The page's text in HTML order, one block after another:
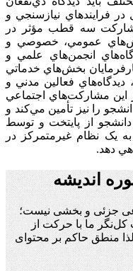
فرايندهاي نيازسنجي و
سه قطب مؤثر در
عمومي، خصوصي و
انجمن‌هاي علمي و
بخش‌هاي خدماتي
ديدگاه‌هاي فعالين مدني و
اين مشارکت‌هاي اجتماعي
را نيز تأمين مي‌کند و
از پايتخت و توسط
يک نظام غيرمتمرکز در
دهد.
اندیشه
جزئی و بخشی نیست؛
ما با حرکت از
منطق حاکم بر محتوای